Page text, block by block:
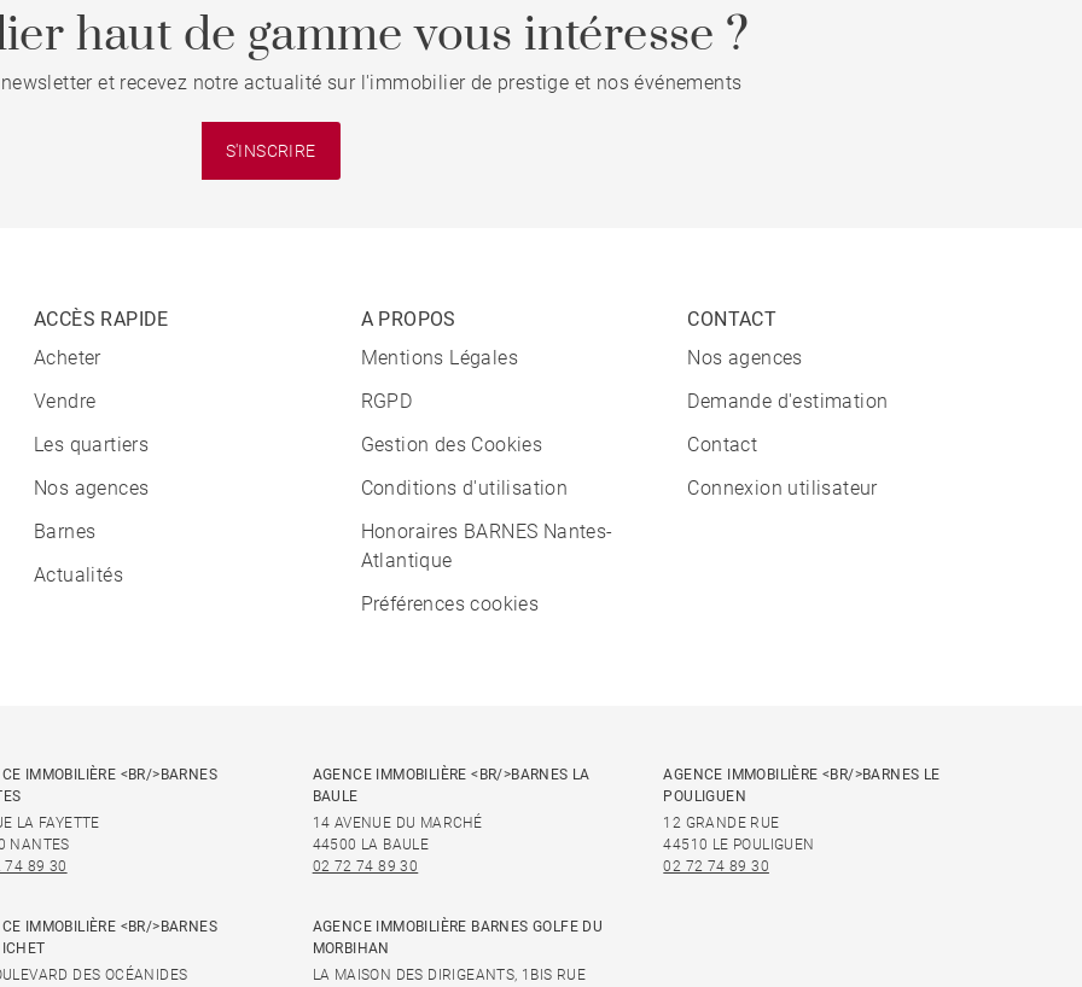
haut de gamme vous intéresse ?
et recevez notre actualité sur l'immobilier de prestige et nos événements
S'INSCRIRE
ACCÈS RAPIDE
Acheter
Vendre
Les quartiers
Nos agences
Barnes
Actualités
A PROPOS
Mentions Légales
RGPD
Gestion des Cookies
Conditions d'utilisation
Honoraires BARNES Nantes-
Atlantique
Préférences cookies
CONTACT
Nos agences
Demande d'estimation
Contact
Connexion utilisateur
IMMOBILIÈRE <BR/>BARNES
LA FAYETTE
NANTES
74 89 30
AGENCE IMMOBILIÈRE <BR/>BARNES LA
BAULE
14 AVENUE DU MARCHÉ
44500 LA BAULE
02 72 74 89 30
AGENCE IMMOBILIÈRE <BR/>BARNES LE
POULIGUEN
12 GRANDE RUE
44510 LE POULIGUEN
02 72 74 89 30
IMMOBILIÈRE <BR/>BARNES
DES OCÉANIDES
AGENCE IMMOBILIÈRE BARNES GOLFE DU
MORBIHAN
LA MAISON DES DIRIGEANTS, 1BIS RUE